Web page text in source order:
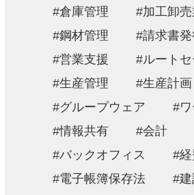
情報セキュリティ方針
倉庫管理
加工卸売
鋼材管理
請求書
営業支援
ルート
生産管理
生産計画
グループウェア
情報共有
会計
バックオフィス
電子帳簿保存法
建